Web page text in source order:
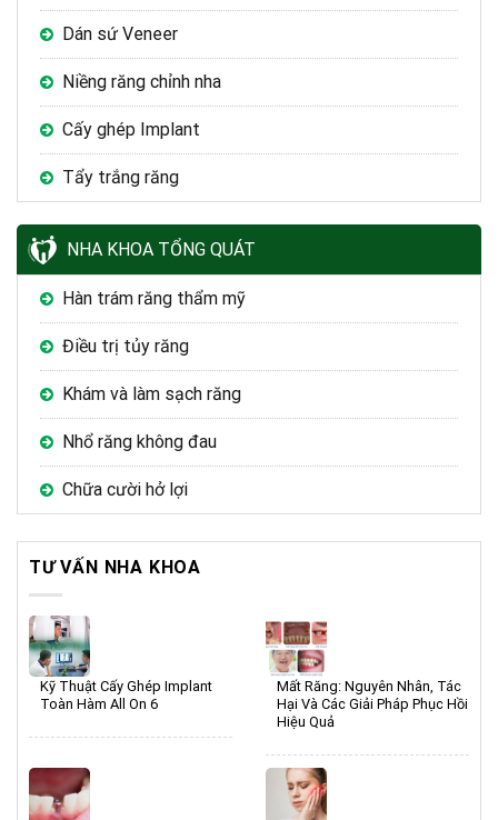
Dán sứ Veneer
Niềng răng chỉnh nha
Cấy ghép Implant
Tẩy trắng răng
NHA KHOA TỔNG QUÁT
Hàn trám răng thẩm mỹ
Điều trị tủy răng
Khám và làm sạch răng
Nhổ răng không đau
Chữa cười hở lợi
TƯ VẤN NHA KHOA
Kỹ Thuật Cấy Ghép Implant
Toàn Hàm All On 6
Mất Răng: Nguyên Nhân, Tác
Hại Và Các Giải Pháp Phục Hồi
Hiệu Quả